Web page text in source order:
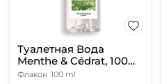
Туалетная Вода
Menthe & Cédrat, 100
мл
Флакон 100 ml